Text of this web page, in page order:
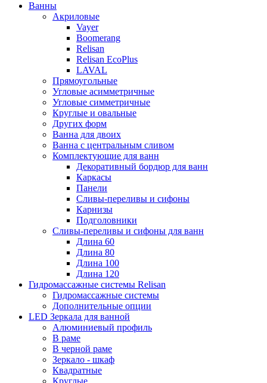
Ванны
Акриловые
Vayer
Boomerang
Relisan
Relisan EcoPlus
LAVAL
Прямоугольные
Угловые асимметричные
Угловые симметричные
Круглые и овальные
Других форм
Ванна для двоих
Ванна с центральным сливом
Комплектующие для ванн
Декоративный бордюр для ванн
Каркасы
Панели
Сливы-переливы и сифоны
Карнизы
Подголовники
Сливы-переливы и сифоны для ванн
Длина 60
Длина 80
Длина 100
Длина 120
Гидромассажные системы Relisan
Гидромассажные системы
Дополнительные опции
LED Зеркала для ванной
Алюминиевый профиль
В раме
В черной раме
Зеркало - шкаф
Квадратные
Круглые